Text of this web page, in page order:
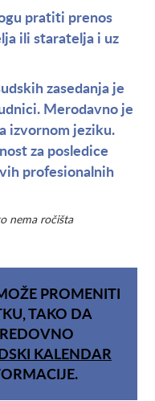
pratiti prenos
ili staratelja i uz
zasedanja je
Merodavno je
izvornom jeziku.
za posledice
profesionalnih
nema ročišta
PROMENITI
TAKO DA
KALENDAR